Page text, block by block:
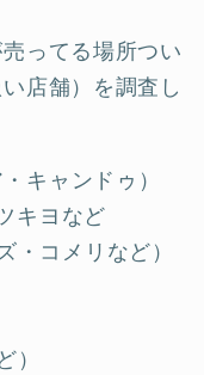
ってる場所つい
店舗）を調査し
キャンドゥ）
キヨなど
・コメリなど）
）